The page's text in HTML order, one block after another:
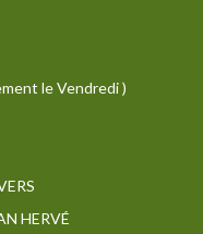
le Vendredi )
HERVÉ